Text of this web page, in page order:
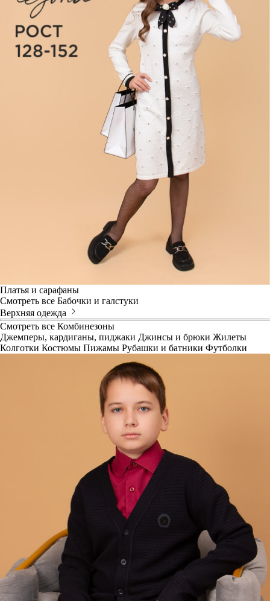
Платья и сарафаны
Смотреть все Бабочки и галстуки
Верхняя одежда
Смотреть все Комбинезоны
Джемперы, кардиганы, пиджаки Джинсы и брюки Жилеты
Колготки Костюмы Пижамы Рубашки и батники Футболки